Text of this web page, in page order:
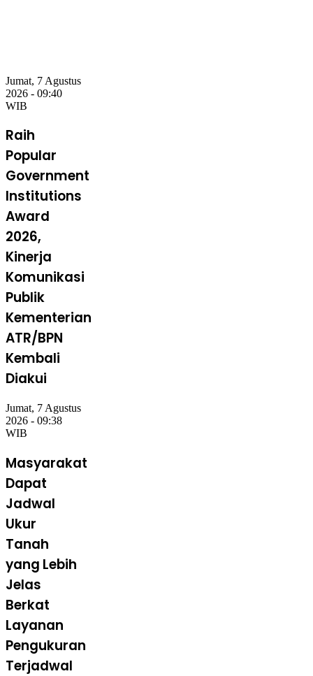
Jumat, 7 Agustus
2026 - 09:40
WIB
Raih
Popular
Government
Institutions
Award
2026,
Kinerja
Komunikasi
Publik
Kementerian
ATR/BPN
Kembali
Diakui
Jumat, 7 Agustus
2026 - 09:38
WIB
Masyarakat
Dapat
Jadwal
Ukur
Tanah
yang Lebih
Jelas
Berkat
Layanan
Pengukuran
Terjadwal